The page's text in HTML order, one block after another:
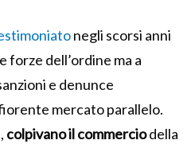
negli scorsi anni
forze dell’ordine ma a
e denunce
mercato parallelo.
colpivano il commerciodella